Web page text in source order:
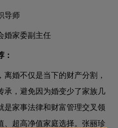
导师
家委副主任
：
婚不仅是当下的财产分割，
承，避免因为婚变少了家族几
是家事法律和财富管理交叉领
、超高净值家庭选择。张丽珍